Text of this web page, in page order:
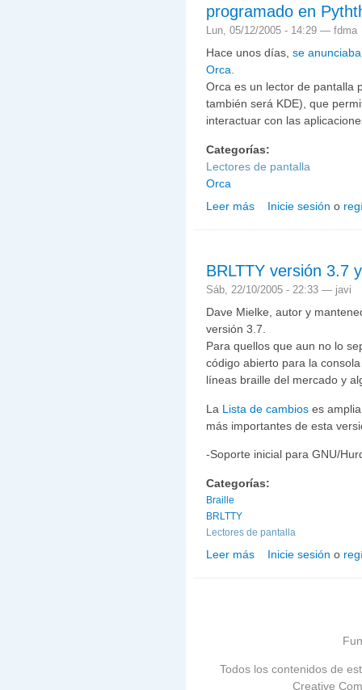
programado en
Lun, 05/12/2005 - 14:29 — fdma
Hace unos días, se
Orca.
Orca es un lector de pantalla
también será KDE), que
interactuar con las
Categorías:
Lectores de pantalla
Orca
Leer más sobre Orca 0.2.0
Inicie sesión o
BRLTTY versión 3.7
Sáb, 22/10/2005 - 22:33 — javi
Dave Mielke, autor y
versión 3.7.
Para quellos que aun no lo
código abierto para la
líneas braille del mercado y
La Lista de cambios es
más importantes de esta
-Soporte inicial para GNU/
Categorías:
Braille
BRLTTY
Lectores de pantalla
Leer más sobre BRLTTY versión
Inicie sesión o
Todos los contenidos de
Creative